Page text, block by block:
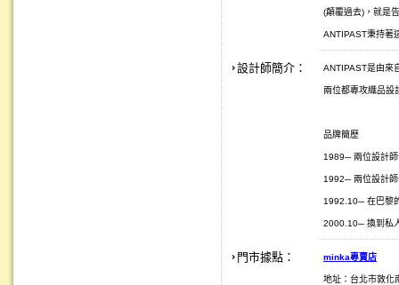
(顛覆過去)，就是
ANTIPAST秉持著
設計師簡介： ANTIPAST是由來
兩位都專攻織品設
品牌簡歷
1989─ 兩位設計
1992─ 兩位設計
1992.10─ 在巴黎
2000.10─ 換到私
門市據點： minka專賣店
地址：台北市敦化